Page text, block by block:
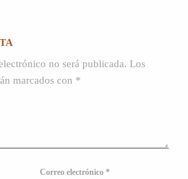
no será publicada. Los
marcados con *
Correo electrónico *